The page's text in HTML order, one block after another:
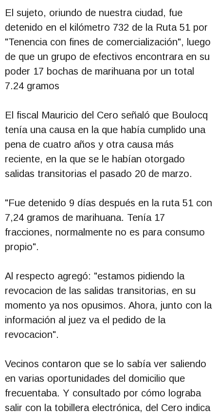
El sujeto, oriundo de nuestra ciudad, fue
detenido en el kilómetro 732 de la Ruta 51 por
"Tenencia con fines de comercialización", luego
de que un grupo de efectivos encontrara en su
poder 17 bochas de marihuana por un total
7.24 gramos
El fiscal Mauricio del Cero señaló que Boulocq
tenía una causa en la que había cumplido una
pena de cuatro años y otra causa más
reciente, en la que se le habían otorgado
salidas transitorias el pasado 20 de marzo.
"Fue detenido 9 días después en la ruta 51 con
7,24 gramos de marihuana. Tenía 17
fracciones, normalmente no es para consumo
propio".
Al respecto agregó: "estamos pidiendo la
revocacion de las salidas transitorias, en su
momento ya nos opusimos. Ahora, junto con la
información al juez va el pedido de la
revocacion".
Vecinos contaron que se lo sabía ver saliendo
en varias oportunidades del domicilio que
frecuentaba. Y consultado por cómo lograba
salir con la tobillera electrónica, del Cero indica